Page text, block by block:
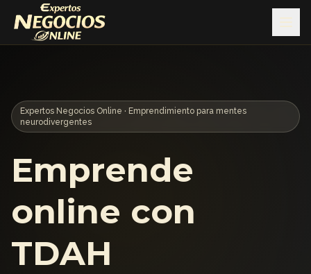
Expertos Negocios Online · Emprendimiento para mentes
neurodivergentes
Emprende
online con
TDAH